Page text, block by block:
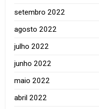
setembro 2022
agosto 2022
julho 2022
junho 2022
maio 2022
abril 2022